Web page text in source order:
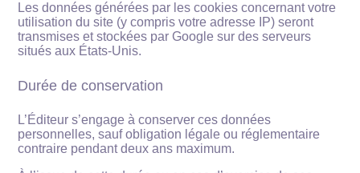
Les données générées par les cookies concernant votre
utilisation du site (y compris votre adresse IP) seront
transmises et stockées par Google sur des serveurs
situés aux États-Unis.
Durée de conservation
L’Éditeur s’engage à conserver ces données
personnelles, sauf obligation légale ou réglementaire
contraire pendant deux ans maximum.